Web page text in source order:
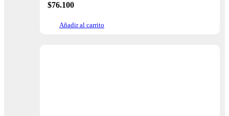
$76.100
Añadir al carrito